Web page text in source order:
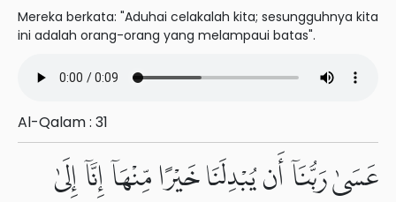
Mereka berkata: "Aduhai celakalah kita; sesungguhnya kita
ini adalah orang-orang yang melampaui batas".
Al-Qalam : 31
عَسَىٰ رَبُّنَآ أَن يُبْدِلَنَا خَيْرًا مِّنْهَآ إِنَّآ إِلَىٰ